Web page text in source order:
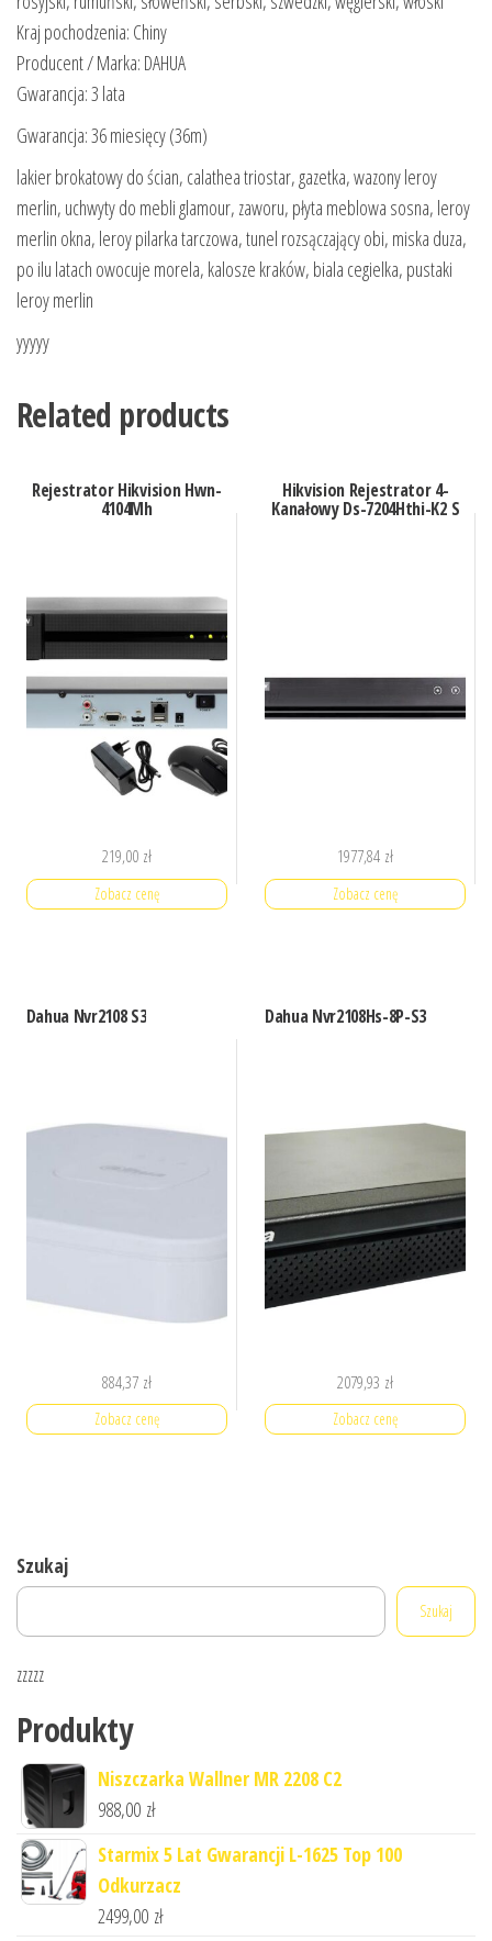
Kraj pochodzenia: Chiny
Producent / Marka: DAHUA
Gwarancja: 3 lata
Gwarancja: 36 miesięcy (36m)
lakier brokatowy do ścian, calathea triostar, gazetka, wazony leroy
merlin, uchwyty do mebli glamour, zaworu, płyta meblowa sosna, leroy
merlin okna, leroy pilarka tarczowa, tunel rozsączający obi, miska duza,
po ilu latach owocuje morela, kalosze kraków, biala cegielka, pustaki
leroy merlin
yyyyy
Related products
Rejestrator Hikvision Hwn-
4104Mh
219,00 zł
Zobacz cenę
Hikvision Rejestrator 4-
Kanałowy Ds-7204Hthi-K2 S
1977,84 zł
Zobacz cenę
Dahua Nvr2108 S3
884,37 zł
Zobacz cenę
Dahua Nvr2108Hs-8P-S3
2079,93 zł
Zobacz cenę
Szukaj
Szukaj
zzzzz
Produkty
Niszczarka Wallner MR 2208 C2
988,00 zł
Starmix 5 Lat Gwarancji L-1625 Top 100
Odkurzacz
2499,00 zł